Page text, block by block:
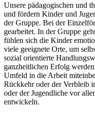
Unsere pädagogischen und
und fördern Kinder und
der Gruppe. Bei der
gearbeitet. In der Gruppe
fühlen sich die Kinder
viele geeignete Orte, um
sozial orientierte
ganzheitlichen Erfolg
Umfeld in die Arbeit
Rückkehr oder der Verbleib
oder der Jugendliche vor
entwickeln.